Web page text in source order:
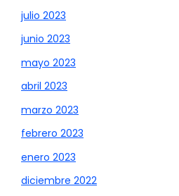
julio 2023
junio 2023
mayo 2023
abril 2023
marzo 2023
febrero 2023
enero 2023
diciembre 2022